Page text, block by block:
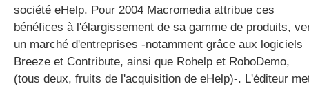
gratuite
société eHelp. Pour 2004 Macromedia attribue ces
bénéfices à l'élargissement de sa gamme de produits,
un marché d'entreprises -notamment grâce aux logiciels
Breeze et Contribute, ainsi que Rohelp et RoboDemo,
(tous deux, fruits de l'acquisition de eHelp)-. L'éditeur